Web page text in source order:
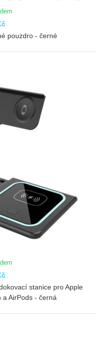
pouzdro - černé
stanice pro Apple
a AirPods - černá